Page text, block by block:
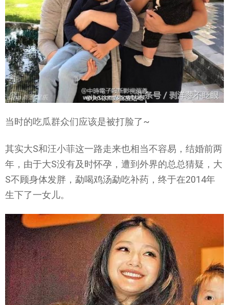
当时的吃瓜群众们应该是被打脸了~
其实大S和汪小菲这一路走来也相当不容易，结婚前两
年，由于大S没有及时怀孕，遭到外界的总总猜疑，大
S不顾身体发胖，勐喝鸡汤勐吃补药，终于在2014年
生下了一女儿。